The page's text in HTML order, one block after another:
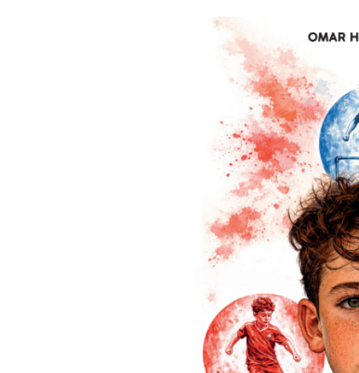
De eso se trata este libro. Apoyado en documentos de la
argumentos de la paridad en esa rivalidad ya secular, el
seleccionado argentino rumbo a ese partido trascendental y,
particular relación entre Diego y Cani, los dos mejores
seleccionado del ’90, que se las compusieron para crear,
goles más significativos de toda la historia de la Selección
Con su puntilloso cuidado por el detalle, Pablo Vignone
largamente celebrado por una suma de circunstancias: el
instancia, el timing, la dimensión heroica de la participación de
bellísima definición… Es el gol que todo hincha sueña con tal
Aquel “Brasil, decime que se siente” del 2014 posee una
al tanto de Caniggia: “Que el Diego te gambeteó, que Cani te
estás llorando desde Italia hasta hoy”. La promesa de que
a olvidar” también sugiere una perpetuidad que difícilmente
goles, aunque transcurran los años y sigan sumándose